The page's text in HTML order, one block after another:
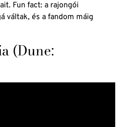
Fun fact: a rajongói
váltak, és a fandom máig
(Dune: